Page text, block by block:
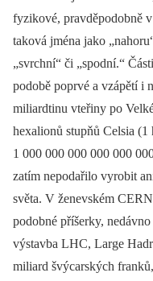
fyzikové, pravděpodobně
taková jména jako
„svrchní“ či „spodní.“
podobě poprvé a vzápětí i
miliardtinu vteřiny po
hexalionů stupňů Celsia (1
1 000 000 000 000 000
zatím nepodařilo vyrobit
světa. V ženevském
podobné příšerky,
výstavba LHC, Large
miliard švýcarských